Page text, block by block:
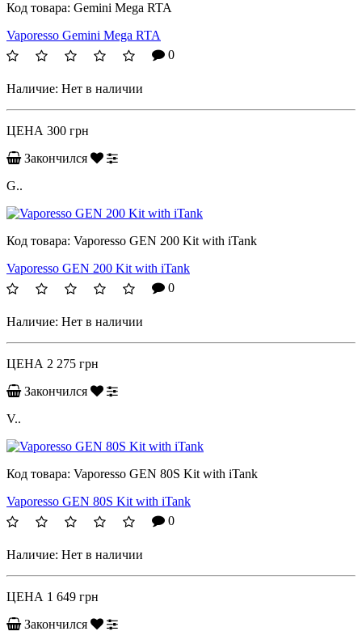
Код товара: Gemini Mega RTA
Vaporesso Gemini Mega RTA
0
Наличие: Нет в наличии
ЦЕНА 300 грн
Закончился
G..
Код товара: Vaporesso GEN 200 Kit with iTank
Vaporesso GEN 200 Kit with iTank
0
Наличие: Нет в наличии
ЦЕНА 2 275 грн
Закончился
V..
Код товара: Vaporesso GEN 80S Kit with iTank
Vaporesso GEN 80S Kit with iTank
0
Наличие: Нет в наличии
ЦЕНА 1 649 грн
Закончился